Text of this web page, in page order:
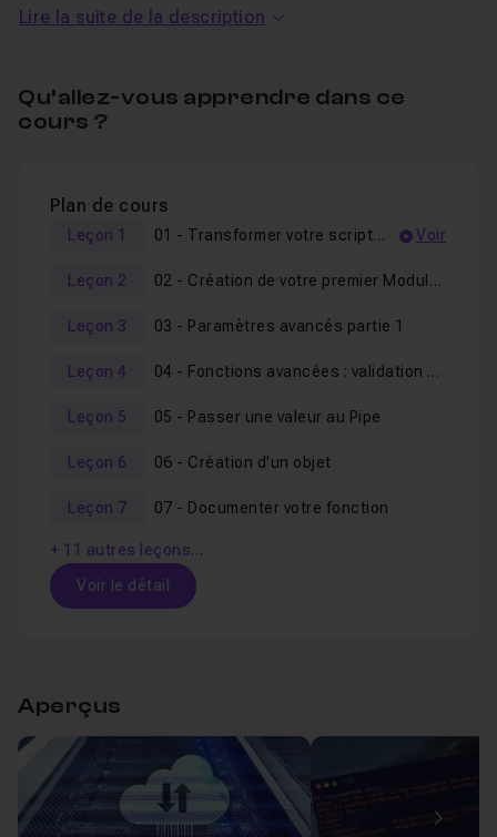
acquises pendant la formation.
répondre à vos éventuelles questions sur ce cours.
Lire la suite de la description
Qu’allez-vous apprendre dans ce
cours ?
Plan de cours
Leçon 1 01 - Transformer votre script Powershell en une fonction Voir
Leçon 2 02 - Création de votre premier Module Powershell
Leçon 3 03 - Paramètres avancés partie 1
Leçon 4 04 - Fonctions avancées : validation et boucle ForEach
Leçon 5 05 - Passer une valeur au Pipe
Leçon 6 06 - Création d'un objet
Leçon 7 07 - Documenter votre fonction
+ 11 autres leçons…
Voir le détail
Voir
Leçon 2 02 - Création de votre premier Module
Aperçus